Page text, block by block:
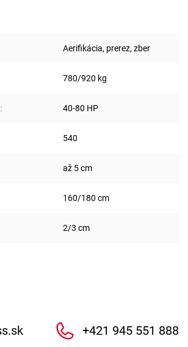
Aerifikácia, prerez, zber
780/920 kg
: 40-80 HP
540
až 5 cm
160/180 cm
2/3 cm
+421 945 551 888